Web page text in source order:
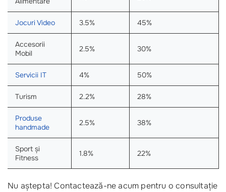
Jocuri Video 3.5% 45%
Accesorii
Mobil
2.5% 30%
Servicii IT 4% 50%
Turism 2.2% 28%
Produse
handmade
2.5% 38%
Sport și
Fitness
1.8% 22%
Nu aștepta! Contactează-ne acum pentru o consultație